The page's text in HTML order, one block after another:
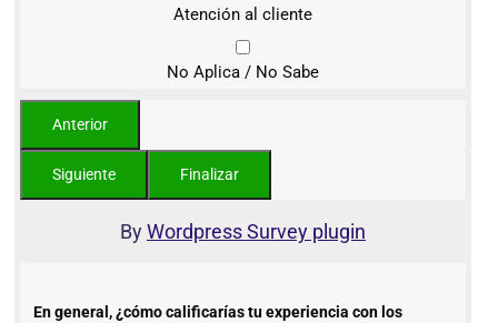
Atención al cliente
No Aplica / No Sabe
ByWordpress Survey plugin
En general, ¿cómo calificarías tu experiencia con los